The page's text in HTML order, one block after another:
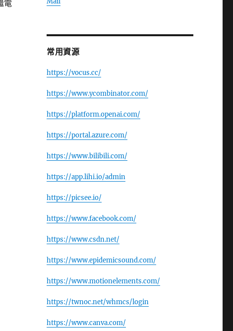
電
常用資源
https://vocus.cc/
https://www.ycombinator.com/
https://platform.openai.com/
https://portal.azure.com/
https://www.bilibili.com/
https://app.lihi.io/admin
https://picsee.io/
https://www.facebook.com/
https://www.csdn.net/
https://www.epidemicsound.com/
https://www.motionelements.com/
https://twnoc.net/whmcs/login
https://www.canva.com/